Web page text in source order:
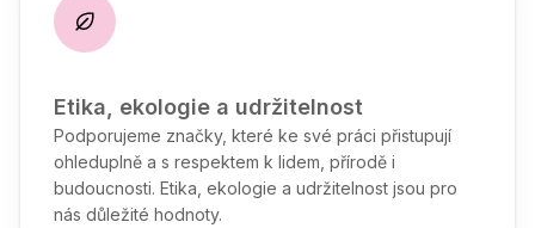
Etika, ekologie a udržitelnost
Podporujeme značky, které ke své práci přistupují
ohleduplně a s respektem k lidem, přírodě i
budoucnosti. Etika, ekologie a udržitelnost jsou pro
nás důležité hodnoty.